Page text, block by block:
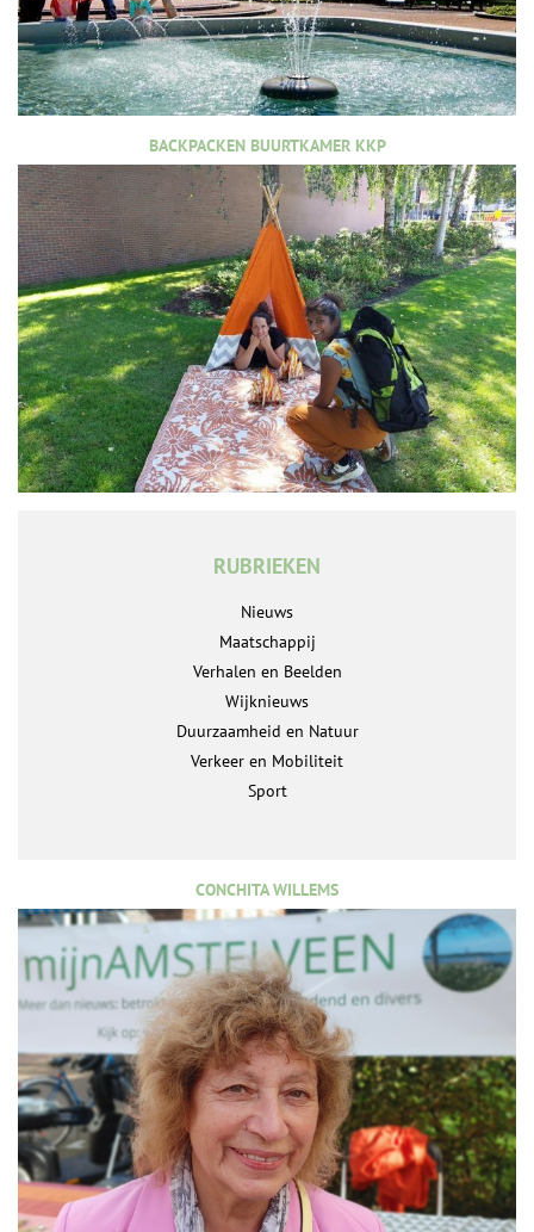
BACKPACKEN BUURTKAMER KKP
RUBRIEKEN
Nieuws
Maatschappij
Verhalen en Beelden
Wijknieuws
Duurzaamheid en Natuur
Verkeer en Mobiliteit
Sport
CONCHITA WILLEMS